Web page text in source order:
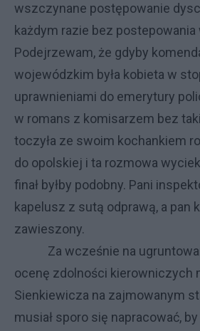
wszczynane postępowanie
każdym razie bez
Podejrzewam, że gdyby
wojewódzkim była kobieta w
uprawnieniami do emerytury
w romans z komisarzem bez
toczyła ze swoim kochankiem
do opolskiej i ta rozmowa
finał byłby podobny. Pani
kapelusz z sutą odprawą, a pan
zawieszony.
Za wcześnie na
ocenę zdolności kierowniczych
Sienkiewicza na zajmowanym
musiał sporo się napracować,